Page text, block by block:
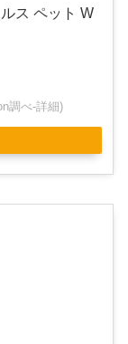
ス ペット W
調べ-詳細)